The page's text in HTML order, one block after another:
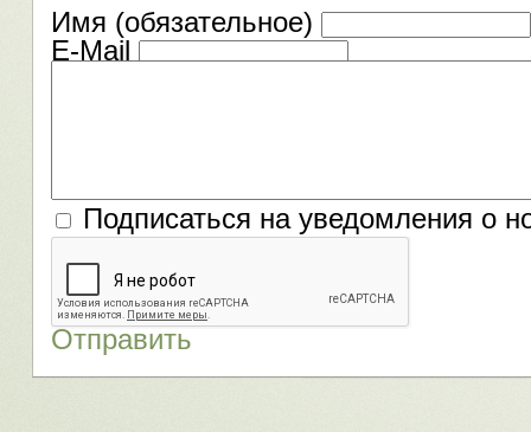
Имя (обязательное)
E-Mail
Подписаться на уведомления о
Отправить